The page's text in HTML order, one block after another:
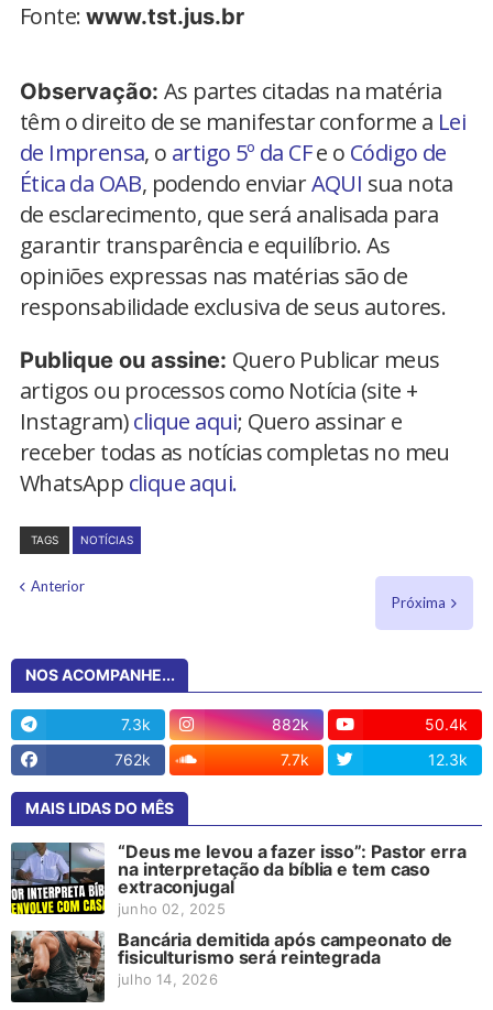
Fonte: www.tst.jus.br
Observação: As partes citadas na matéria
têm o direito de se manifestar conforme a Lei
de Imprensa, o artigo 5º da CFe o Código de
Ética da OAB, podendo enviarAQUI sua nota
de esclarecimento, que será analisada para
garantir transparência e equilíbrio. As
opiniões expressas nas matérias são de
responsabilidade exclusiva de seus autores.
Publique ou assine: Quero Publicar meus
artigos ou processos como Notícia (site +
Instagram)clique aqui; Quero assinar e
receber todas as notícias completas no meu
WhatsApp clique aqui.
TAGS NOTÍCIAS
Anterior
Próxima
NOS ACOMPANHE...
7.3k 882k
50.4k
762k
7.7k 12.3k
MAIS LIDAS DO MÊS
“Deus me levou a fazer isso”: Pastor erra
na interpretação da bíblia e tem caso
extraconjugal
junho 02, 2025
Bancária demitida após campeonato de
fisiculturismo será reintegrada
julho 14, 2026